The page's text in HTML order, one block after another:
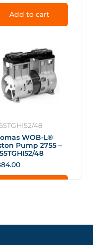
Add to cart
48
WOB-L®
Pump 2755 –
48